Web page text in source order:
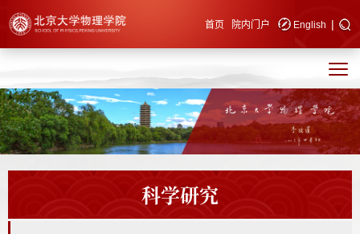
快速导航 首页 院内门户 English |
科学研究